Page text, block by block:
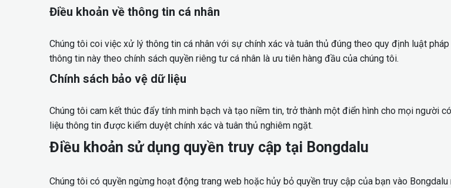
Điều khoản về thông tin cá nhân
Chúng tôi coi việc xử lý thông tin cá nhân với sự chính xác và tuân thủ đúng theo quy định luật
thông tin này theo chính sách quyền riêng tư cá nhân là ưu tiên hàng đầu của chúng tôi.
Chính sách bảo vệ dữ liệu
Chúng tôi cam kết thúc đẩy tính minh bạch và tạo niềm tin, trở thành một điển hình cho mọi người
liệu thông tin được kiểm duyệt chính xác và tuân thủ nghiêm ngặt.
Điều khoản sử dụng quyền truy cập tại Bongdalu
Chúng tôi có quyền ngừng hoạt động trang web hoặc hủy bỏ quyền truy cập của bạn vào